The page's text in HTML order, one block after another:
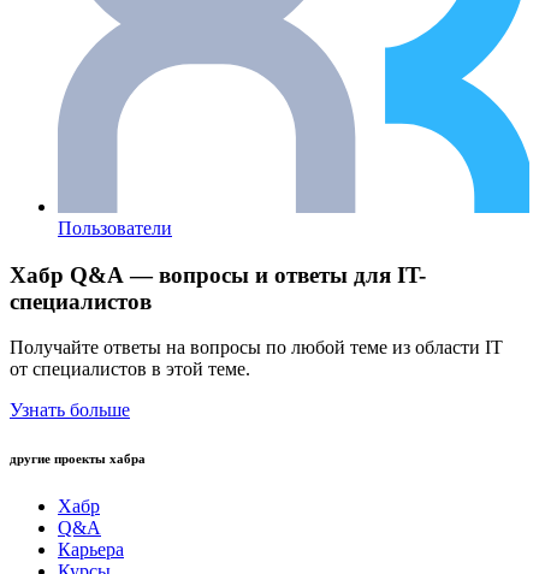
Пользователи
Хабр Q&A — вопросы и ответы для IT-
специалистов
Получайте ответы на вопросы по любой теме из области IT
от специалистов в этой теме.
Узнать больше
другие проекты хабра
Хабр
Q&A
Карьера